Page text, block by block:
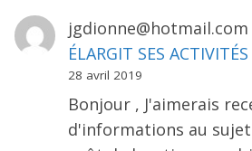
jgdionne@hotmail.com
ÉLARGIT SES
28 avril 2019
Bonjour , J'aimerais
d'informations au